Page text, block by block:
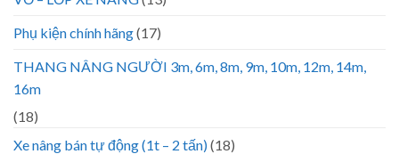
Phụ kiện chính hãng(17)
THANG NÂNG NGƯỜI 3m, 6m, 8m, 9m, 10m, 12m, 14m,
16m
(18)
Xe nâng bán tự động (1t – 2 tấn)(18)